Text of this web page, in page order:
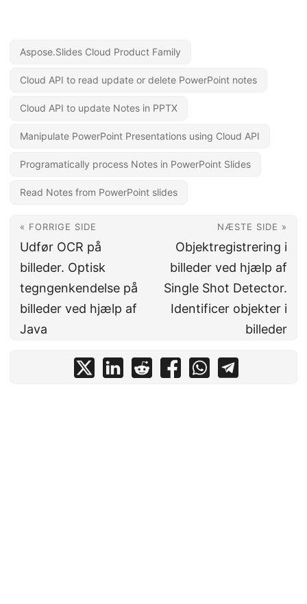
Aspose.Slides Cloud Product Family
Cloud API to read update or delete PowerPoint notes
Cloud API to update Notes in PPTX
Manipulate PowerPoint Presentations using Cloud API
Programatically process Notes in PowerPoint Slides
Read Notes from PowerPoint slides
« FORRIGE SIDE
Udfør OCR på
billeder. Optisk
tegngenkendelse på
billeder ved hjælp af
Java
NÆSTE SIDE »
Objektregistrering i
billeder ved hjælp af
Single Shot Detector.
Identificer objekter i
billeder